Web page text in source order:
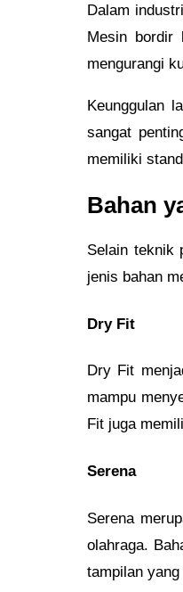
Dalam
Mesin bordir
mengurangi
Keunggulan
sangat
memiliki
Bahan
Selain teknik
jenis bahan
Dry Fit
Dry Fit
mampu
Fit juga
Serena
Serena
olahraga.
tampilan